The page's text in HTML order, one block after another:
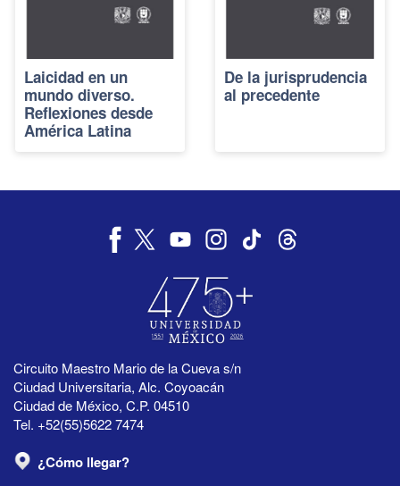
Laicidad en un
mundo diverso.
Reflexiones desde
América Latina
De la jurisprudencia
al precedente
Circuito Maestro Mario de la Cueva s/n
Ciudad Universitaria, Alc. Coyoacán
Ciudad de México, C.P. 04510
Tel. +52(55)5622 7474
¿Cómo llegar?